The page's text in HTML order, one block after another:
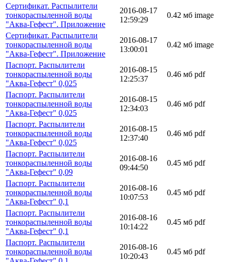
Сертификат. Распылители
тонкораспыленной воды
"Аква-Гефест". Приложение
2016-08-17
12:59:29
0.42 мб image
Сертификат. Распылители
тонкораспыленной воды
"Аква-Гефест". Приложение
2016-08-17
13:00:01
0.42 мб image
Паспорт. Распылители
тонкораспыленной воды
"Аква-Гефест" 0,025
2016-08-15
12:25:37
0.46 мб pdf
Паспорт. Распылители
тонкораспыленной воды
"Аква-Гефест" 0,025
2016-08-15
12:34:03
0.46 мб pdf
Паспорт. Распылители
тонкораспыленной воды
"Аква-Гефест" 0,025
2016-08-15
12:37:40
0.46 мб pdf
Паспорт. Распылители
тонкораспыленной воды
"Аква-Гефест" 0,09
2016-08-16
09:44:50
0.45 мб pdf
Паспорт. Распылители
тонкораспыленной воды
"Аква-Гефест" 0,1
2016-08-16
10:07:53
0.45 мб pdf
Паспорт. Распылители
тонкораспыленной воды
"Аква-Гефест" 0,1
2016-08-16
10:14:22
0.45 мб pdf
Паспорт. Распылители
тонкораспыленной воды
2016-08-16
10:20:43
0.45 мб pdf